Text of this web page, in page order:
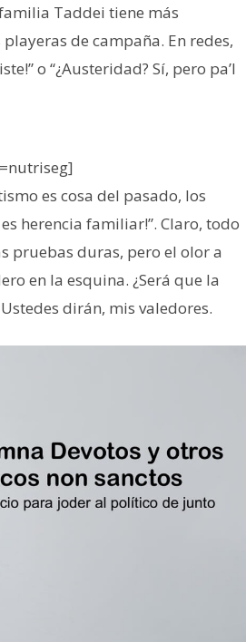
Taddei tiene más
de campaña. En redes,
o “¿Austeridad? Sí, pero pa’l
es cosa del pasado, los
herencia familiar!”. Claro, todo
pruebas duras, pero el olor a
en la esquina. ¿Será que la
dirán, mis valedores.